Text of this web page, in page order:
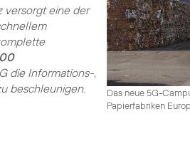
Das neue 5G-
Papierfabriken
versorgt eine der
die Informations-,
beschleunigen.